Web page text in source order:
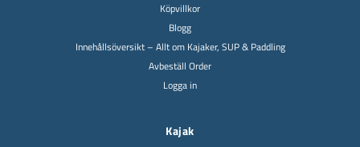
Köpvillkor
Blogg
Innehållsöversikt – Allt om Kajaker, SUP & Paddling
Avbeställ Order
Logga in
Kajak